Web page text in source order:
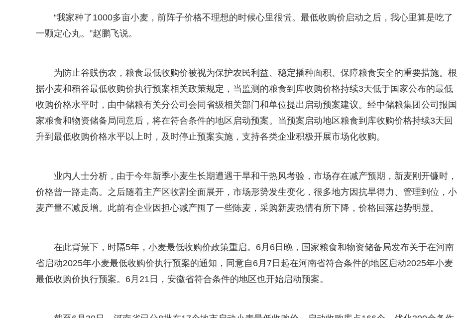
“我家种了1000多亩小麦，前阵子价格不理想的时候心里很慌。最低收购价启动之后，我心里算是吃了
一颗定心丸。”赵鹏飞说。
为防止谷贱伤农，粮食最低收购价被视为保护农民利益、稳定播种面积、保障粮食安全的重要措施。根
据小麦和稻谷最低收购价执行预案相关政策规定，当监测的粮食到库收购价格持续3天低于国家公布的最低
收购价格水平时，由中储粮有关分公司会同省级相关部门和单位提出启动预案建议。经中储粮集团公司报国
家粮食和物资储备局同意后，将在符合条件的地区启动预案。当预案启动地区粮食到库收购价格持续3天回
升到最低收购价格水平以上时，及时停止预案实施，支持各类企业积极开展市场化收购。
业内人士分析，由于今年新季小麦生长期遭遇干旱和干热风考验，市场存在减产预期，新麦刚开镰时，
价格曾一路走高。之后随着主产区收割全面展开，市场形势发生变化，很多地方因抗旱得力、管理到位，小
麦产量不减反增。此前有企业因担心减产囤了一些陈麦，采购新麦热情有所下降，价格回落趋势明显。
在此背景下，时隔5年，小麦最低收购价政策重启。6月6日晚，国家粮食和物资储备局发布关于在河南
省启动2025年小麦最低收购价执行预案的通知，同意自6月7日起在河南省符合条件的地区启动2025年小麦
最低收购价执行预案。6月21日，安徽省符合条件的地区也开始启动预案。